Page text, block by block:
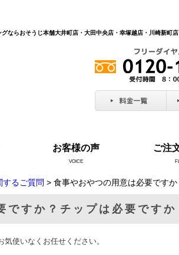
らおそうじ本舗大井町店・大田中央店・幸塚越店・川崎新町
お客様の声
VOICE
ご注
るご質問 > 食事やおやつの用意は必要です
ですか？チップは必要ですか
使いなくお任せください。